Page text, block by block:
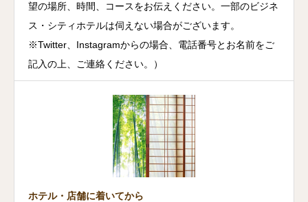
望の場所、時間、コースをお伝えください。一部のビジネ
ス・シティホテルは伺えない場合がございます。
※Twitter、Instagramからの場合、電話番号とお名前をご
記入の上、ご連絡ください。）
ホテル・店舗に着いてから